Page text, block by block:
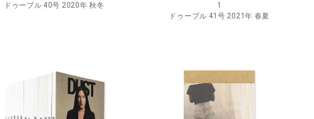
ドゥーブル 40号 2020年 秋冬
1
ドゥーブル 41号 2021年 春夏